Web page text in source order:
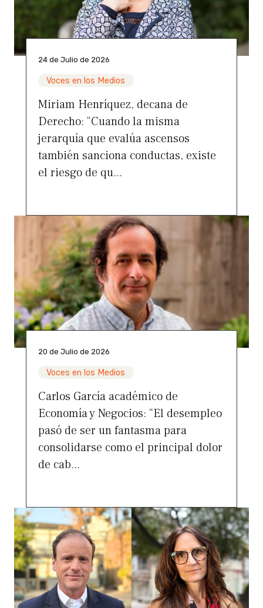
24 de Julio de 2026
Voces en los Medios
Miriam Henríquez, decana de
Derecho: “Cuando la misma
jerarquía que evalúa ascensos
también sanciona conductas, existe
el riesgo de qu...
20 de Julio de 2026
Voces en los Medios
Carlos García académico de
Economía y Negocios: “El desempleo
pasó de ser un fantasma para
consolidarse como el principal dolor
de cab...